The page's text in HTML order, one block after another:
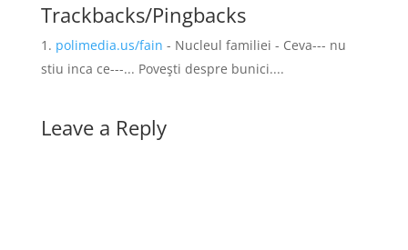
Trackbacks/Pingbacks
polimedia.us/fain - Nucleul familiei - Ceva--- nu
stiu inca ce---... Poveşti despre bunici....
Leave a Reply